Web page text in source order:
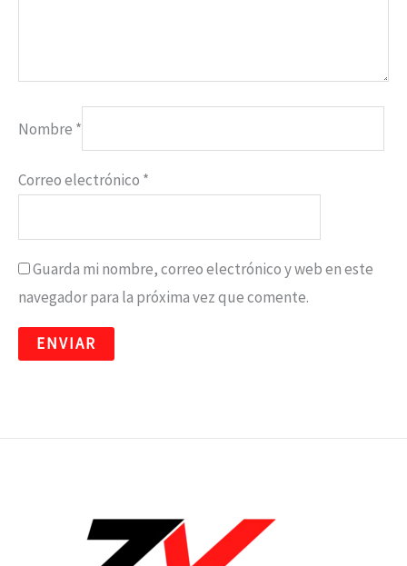
Nombre *
Correo electrónico *
Guarda mi nombre, correo electrónico y web en este
navegador para la próxima vez que comente.